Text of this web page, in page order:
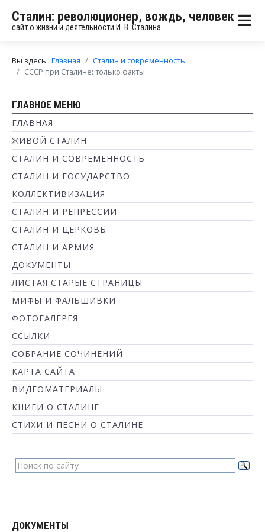
Сталин: революционер, вождь, человек
сайт о жизни и деятельности И. В. Сталина
Вы здесь: Главная
Сталин и современность
СССР при Сталине: только факты.
ГЛАВНОЕ МЕНЮ
ГЛАВНАЯ
ЖИВОЙ СТАЛИН
СТАЛИН И СОВРЕМЕННОСТЬ
СТАЛИН И ГОСУДАРСТВО
КОЛЛЕКТИВИЗАЦИЯ
СТАЛИН И РЕПРЕССИИ
СТАЛИН И ЦЕРКОВЬ
СТАЛИН И АРМИЯ
ДОКУМЕНТЫ
ЛИСТАЯ СТАРЫЕ СТРАНИЦЫ
МИФЫ И ФАЛЬШИВКИ
ФОТОГАЛЕРЕЯ
ССЫЛКИ
СОБРАНИЕ СОЧИНЕНИЙ
КАРТА САЙТА
ВИДЕОМАТЕРИАЛЫ
КНИГИ О СТАЛИНЕ
СТИХИ И ПЕСНИ О СТАЛИНЕ
ДОКУМЕНТЫ